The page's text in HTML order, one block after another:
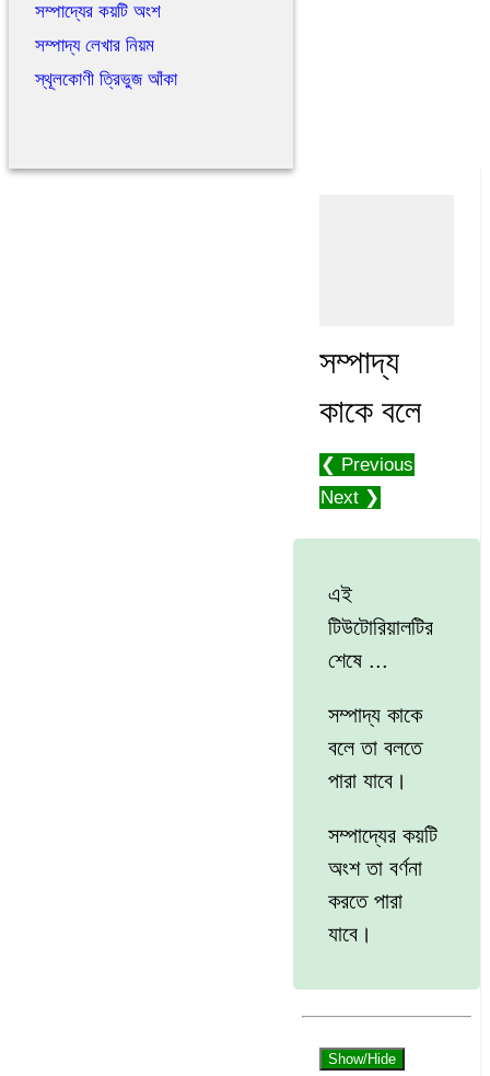
সম্পাদ্যের কয়টি অংশ
সম্পাদ্য লেখার নিয়ম
স্থূলকোণী ত্রিভুজ আঁকা
সম্পাদ্য
কাকে বলে
❮ Previous
Next ❯
এই
টিউটোরিয়ালটির
শেষে ...
সম্পাদ্য কাকে
বলে তা বলতে
পারা যাবে।
সম্পাদ্যের কয়টি
অংশ তা বর্ণনা
করতে পারা
যাবে।
Show/Hide